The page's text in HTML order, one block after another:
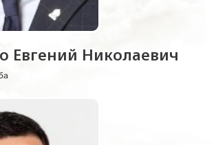
Евгений Николаевич